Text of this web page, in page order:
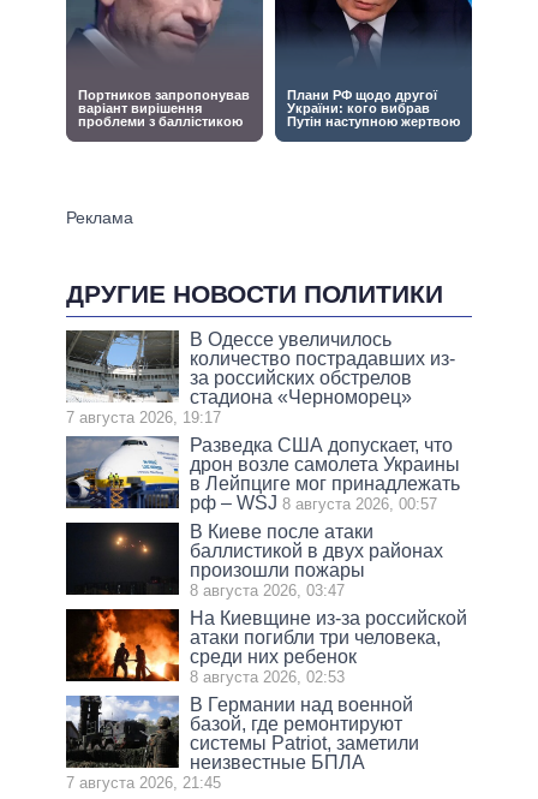
ДРУГИЕ НОВОСТИ ПОЛИТИКИ
В Одессе увеличилось
количество пострадавших из-
за российских обстрелов
стадиона «Черноморец»
7 августа 2026, 19:17
Разведка США допускает, что
дрон возле самолета Украины
в Лейпциге мог принадлежать
рф – WSJ 8 августа 2026, 00:57
В Киеве после атаки
баллистикой в двух районах
произошли пожары
8 августа 2026, 03:47
На Киевщине из-за российской
атаки погибли три человека,
среди них ребенок
8 августа 2026, 02:53
В Германии над военной
базой, где ремонтируют
системы Patriot, заметили
неизвестные БПЛА
7 августа 2026, 21:45